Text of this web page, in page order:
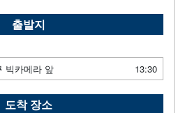
출발지
빅카메라 앞 13:30
도착 장소